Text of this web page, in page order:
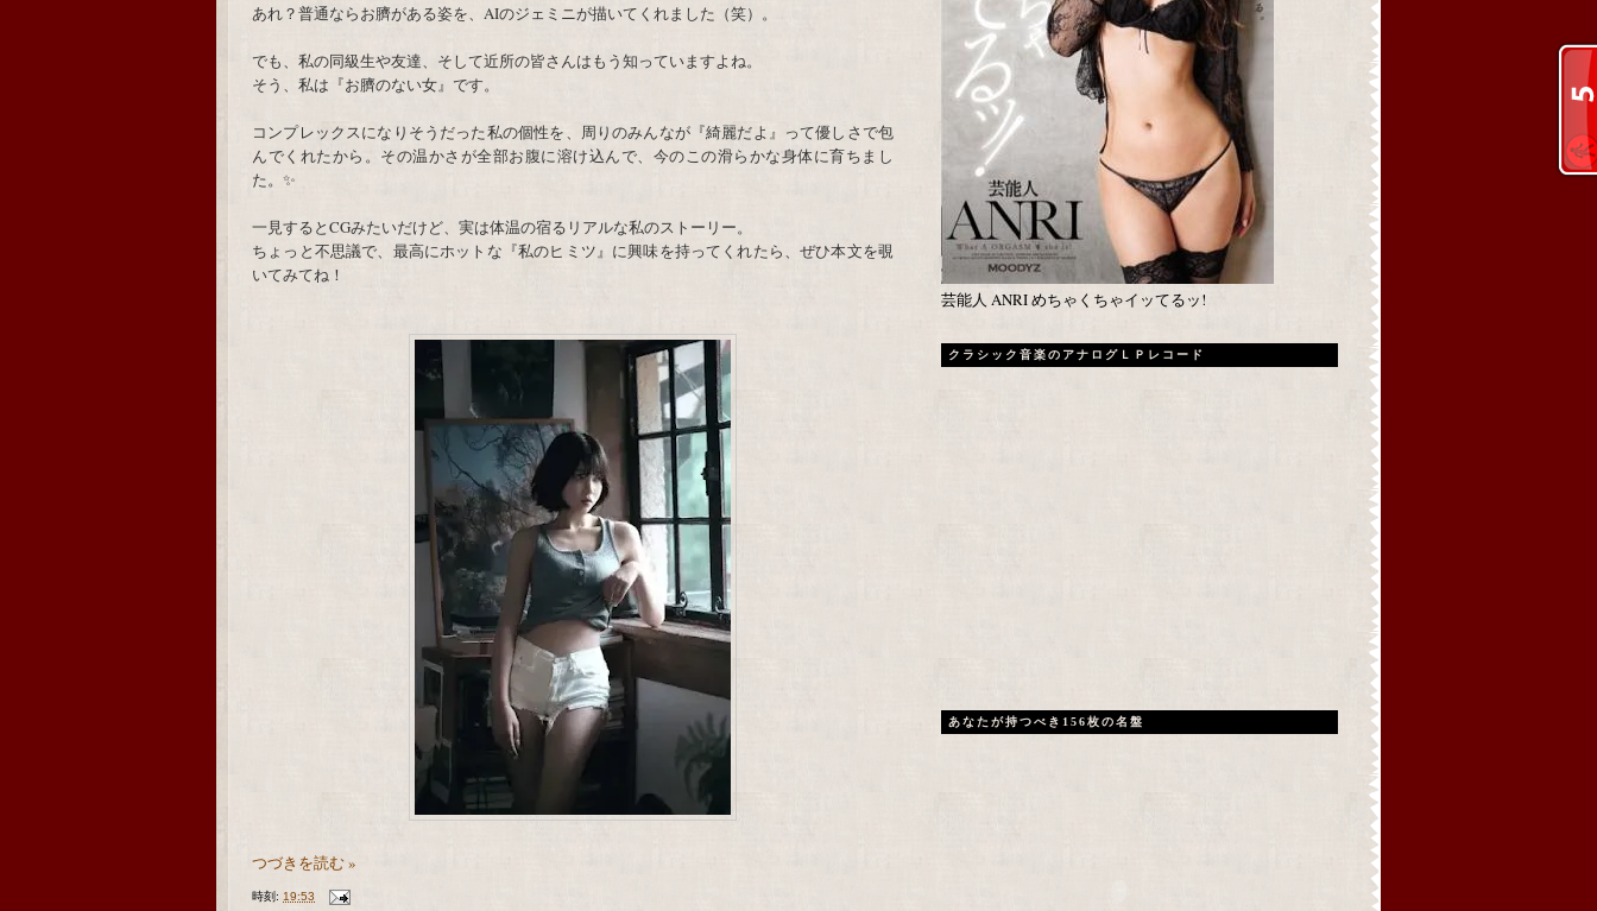
あれ？普通ならお臍がある姿を、AIのジェミニが描いてくれました（笑）。
でも、私の同級生や友達、そして近所の皆さんはもう知っていますよね。
そう、私は『お臍のない女』です。
コンプレックスになりそうだった私の個性を、周りのみんなが『綺麗だよ』って優しさで包
んでくれたから。その温かさが全部お腹に溶け込んで、今のこの滑らかな身体に育ちまし
た。✨
一見するとCGみたいだけど、実は体温の宿るリアルな私のストーリー。
ちょっと不思議で、最高にホットな『私のヒミツ』に興味を持ってくれたら、ぜひ本文を覗
いてみてね！
つづきを読む »
時刻: 19:53
芸能人 ANRI めちゃくちゃイッてるッ!
クラシック音楽のアナログＬＰレコード
あなたが持つべき156枚の名盤